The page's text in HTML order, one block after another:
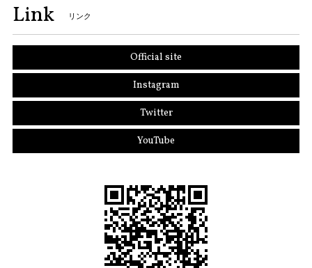
Link リンク
Official site
Instagram
Twitter
YouTube